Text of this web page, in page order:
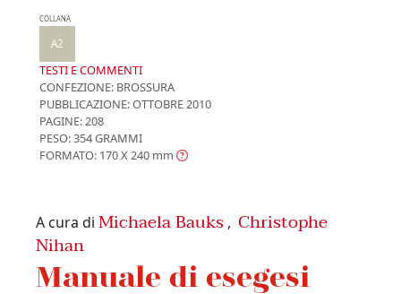
COLLANA
A2
TESTI E COMMENTI
CONFEZIONE: BROSSURA
PUBBLICAZIONE:OTTOBRE 2010
PAGINE: 208
PESO: 354 GRAMMI
FORMATO: 170 X 240 mm
A cura di Michaela Bauks , Christophe
Nihan
Manuale di esegesi